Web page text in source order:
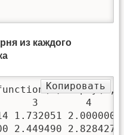
из каждого
laply(x,
3        4
1.732051 2.000000
2.449490 2.828427
Копировать